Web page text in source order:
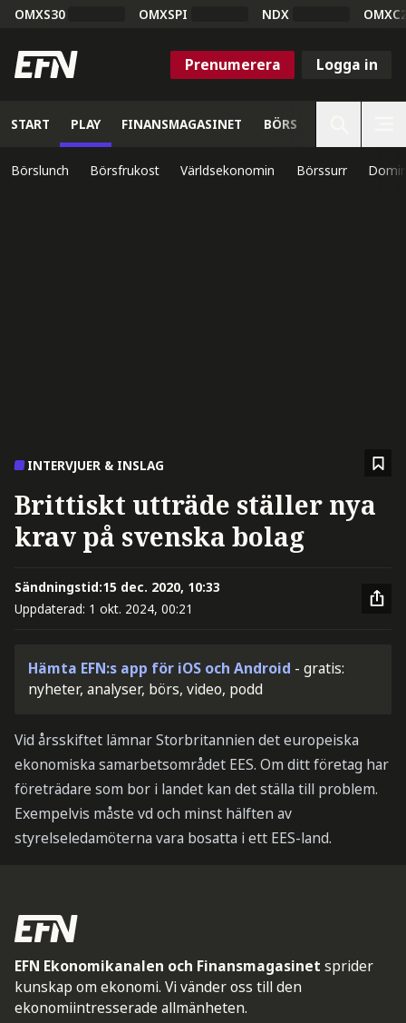
OMXS30 OMXSPI NDX
Prenumerera Logga in
START PLAY FINANSMAGASINET BÖRS
Börslunch Börsfrukost Världsekonomin Börssurr
INTERVJUER & INSLAG
Brittiskt utträde ställer nya
krav på svenska bolag
Sändningstid:15 dec. 2020, 10:33
Uppdaterad: 1 okt. 2024, 00:21
Hämta EFN:s app för iOS och Android - gratis:
nyheter, analyser, börs, video, podd
Vid årsskiftet lämnar Storbritannien det europeiska
ekonomiska samarbetsområdet EES. Om ditt företag har
företrädare som bor i landet kan det ställa till problem.
Exempelvis måste vd och minst hälften av
styrelseledamöterna vara bosatta i ett EES-land.
EFN Ekonomikanalen och Finansmagasinet sprider
kunskap om ekonomi. Vi vänder oss till den
ekonomiintresserade allmänheten.